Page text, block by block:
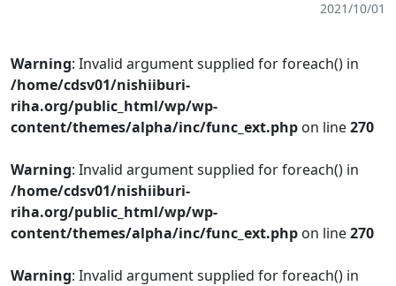
2021/10/01
Warning: Invalid argument supplied for foreach() in
/home/cdsv01/nishiiburi-
riha.org/public_html/wp/wp-
content/themes/alpha/inc/func_ext.php on line270
Warning: Invalid argument supplied for foreach() in
/home/cdsv01/nishiiburi-
riha.org/public_html/wp/wp-
content/themes/alpha/inc/func_ext.php on line270
Warning: Invalid argument supplied for foreach() in